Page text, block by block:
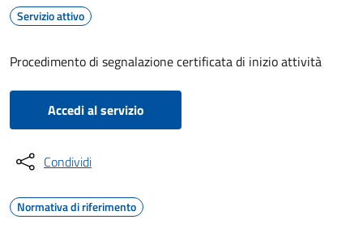
Servizio attivo
Procedimento di segnalazione certificata di inizio attività
Accedi al servizio
Condividi
Normativa di riferimento